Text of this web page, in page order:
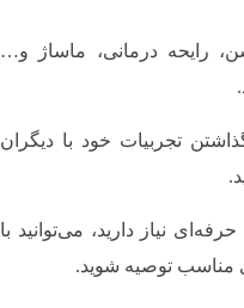
رایحه درمانی، ماساژ و…
تجربیات خود با دیگران
نیاز دارید، می‌توانید با
مناسب توصیه شوید.